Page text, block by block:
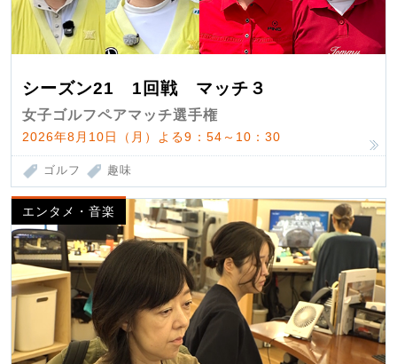
シーズン21 1回戦 マッチ３
女子ゴルフペアマッチ選手権
2026年8月10日（月）よる9：54～10：30
ゴルフ 趣味
エンタメ・音楽